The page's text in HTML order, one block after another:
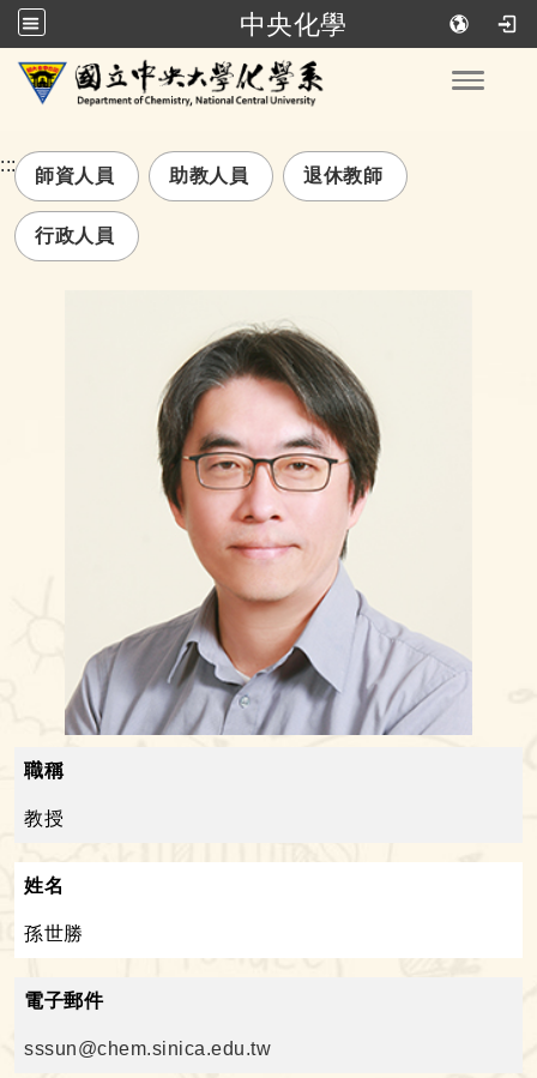
中央化學
跳到主要內容
:::
師資人員 助教人員 退休教師
行政人員
職稱
教授
姓名
孫世勝
電子郵件
sssun@chem.sinica.edu.tw